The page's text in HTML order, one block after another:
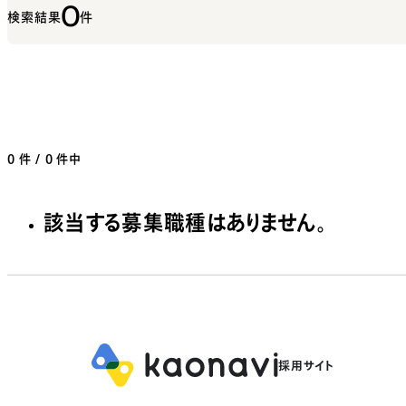
検索結果0件
0 件 / 0 件中
該当する募集職種はありません。